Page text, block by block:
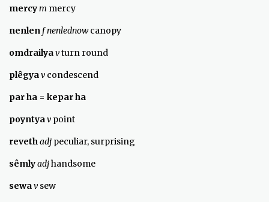
mercym mercy
nenlen f nenlednowcanopy
omdrailyavturn round
plêgyav condescend
par ha = kepar ha
poyntyav point
revethadj peculiar, surprising
sêmlyadjhandsome
sewav sew